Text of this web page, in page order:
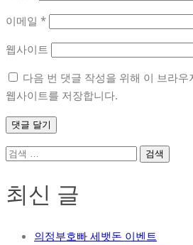
이메일 *
웹사이트
다음 번 댓글 작성을 위해 이 브라
웹사이트를 저장합니다.
검
최신 글
의정부호빠 세뱃돈 이벤트